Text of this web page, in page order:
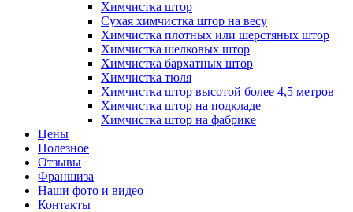
Химчистка штор
Сухая химчистка штор на весу
Химчистка плотных или шерстяных штор
Химчистка шелковых штор
Химчистка бархатных штор
Химчистка тюля
Химчистка штор высотой более 4,5 метров
Химчистка штор на подкладе
Химчистка штор на фабрике
Цены
Полезное
Отзывы
Франшиза
Наши фото и видео
Контакты